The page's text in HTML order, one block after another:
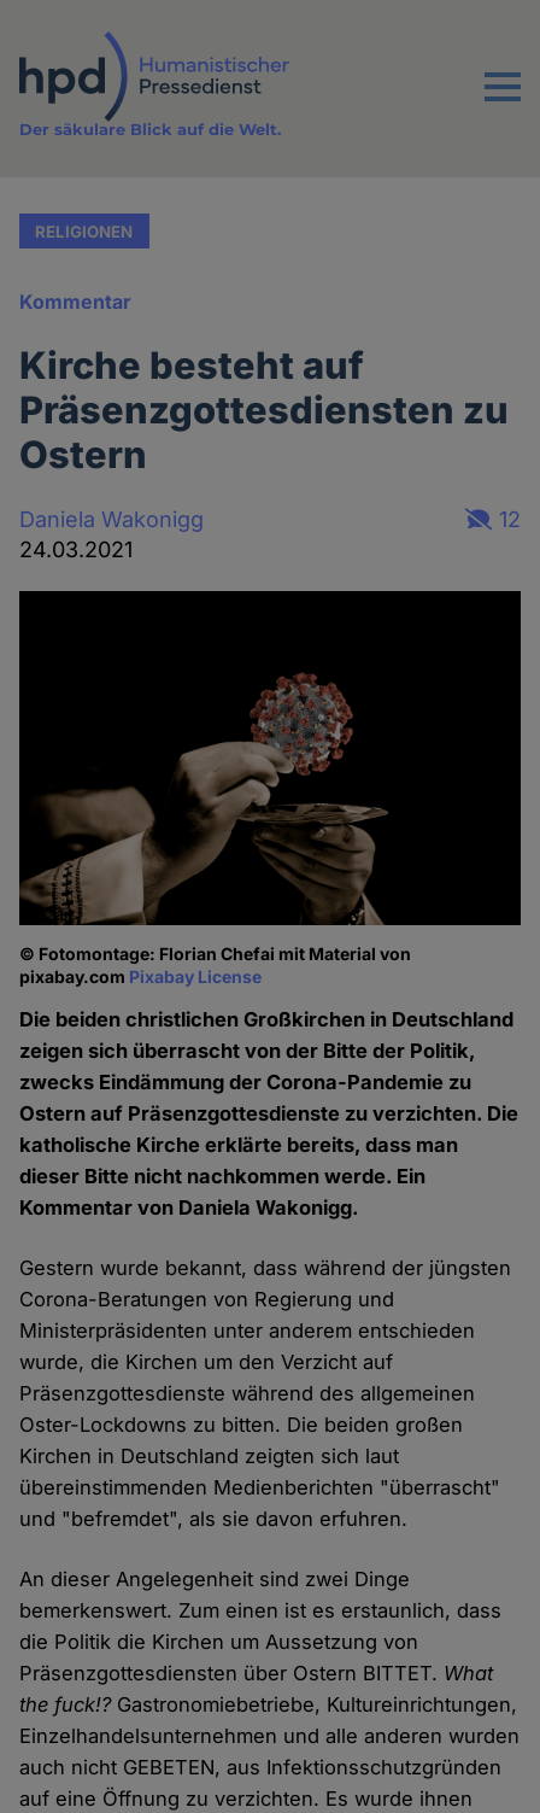
Inhalt
Menu
Der säkulare Blick auf die Welt.
RELIGIONEN
Kommentar
Kirche besteht auf
Präsenzgottesdiensten zu
Ostern
Daniela Wakonigg
24.03.2021
12
© Fotomontage: Florian Chefai mit Material von
pixabay.com Pixabay License
Die beiden christlichen Großkirchen in Deutschland
zeigen sich überrascht von der Bitte der Politik,
zwecks Eindämmung der Corona-Pandemie zu
Ostern auf Präsenzgottesdienste zu verzichten. Die
katholische Kirche erklärte bereits, dass man
dieser Bitte nicht nachkommen werde. Ein
Kommentar von Daniela Wakonigg.
Gestern wurde bekannt, dass während der jüngsten
Corona-Beratungen von Regierung und
Ministerpräsidenten unter anderem entschieden
wurde, die Kirchen um den Verzicht auf
Präsenzgottesdienste während des allgemeinen
Oster-Lockdowns zu bitten. Die beiden großen
Kirchen in Deutschland zeigten sich laut
übereinstimmenden Medienberichten "überrascht"
und "befremdet", als sie davon erfuhren.
An dieser Angelegenheit sind zwei Dinge
bemerkenswert. Zum einen ist es erstaunlich, dass
die Politik die Kirchen um Aussetzung von
Präsenzgottesdiensten über Ostern BITTET. What
the fuck!? Gastronomiebetriebe, Kultureinrichtungen,
Einzelhandelsunternehmen und alle anderen wurden
auch nicht GEBETEN, aus Infektionsschutzgründen
auf eine Öffnung zu verzichten. Es wurde ihnen